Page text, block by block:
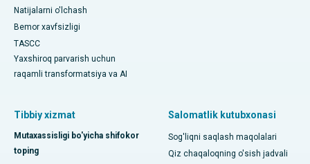
Natijalarni o'lchash
Bemor xavfsizligi
TASCC
Yaxshiroq parvarish uchun
raqamli transformatsiya va AI
Tibbiy xizmat
Mutaxassisligi bo'yicha shifokor
toping
Salomatlik kutubxonasi
Sog'liqni saqlash maqolalari
Qiz chaqaloqning o'sish jadvali